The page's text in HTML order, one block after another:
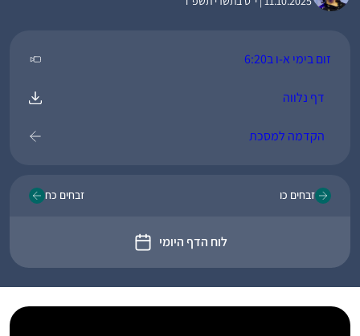
זום בימי א-ו ב6:20
דף נלווה
הקדמה למסכת
זבחים כו
לוח הדף היומי
זבחים כח